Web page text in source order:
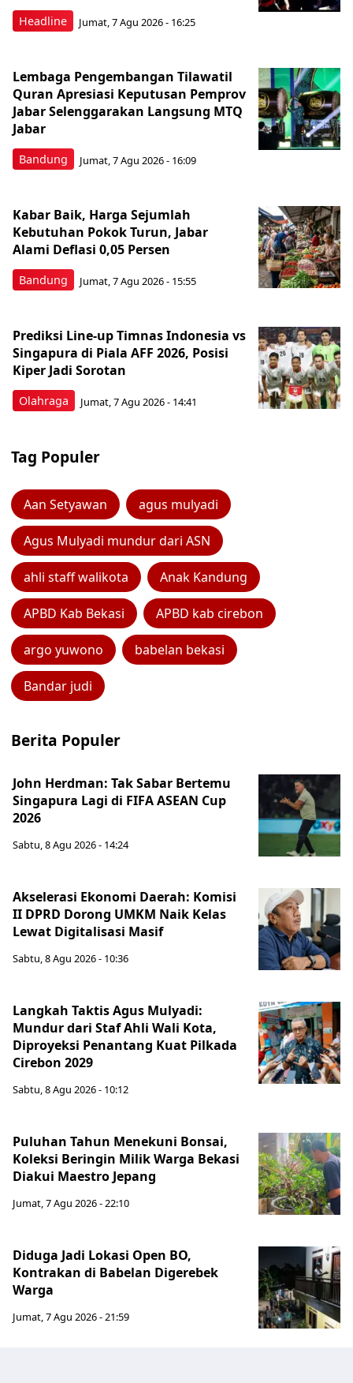
Headline Jumat, 7 Agu 2026 - 16:25
Bandung
Lembaga Pengembangan Tilawatil
Quran Apresiasi Keputusan Pemprov
Jabar Selenggarakan Langsung MTQ
Jabar
Jumat, 7 Agu 2026 - 16:09
Bandung
Kabar Baik, Harga Sejumlah
Kebutuhan Pokok Turun, Jabar
Alami Deflasi 0,05 Persen
Jumat, 7 Agu 2026 - 15:55
Olahraga
Prediksi Line-up Timnas Indonesia vs
Singapura di Piala AFF 2026, Posisi
Kiper Jadi Sorotan
Jumat, 7 Agu 2026 - 14:41
Tag Populer
Aan Setyawan agus mulyadi
Agus Mulyadi mundur dari ASN
ahli staff walikota Anak Kandung
APBD Kab Bekasi APBD kab cirebon
argo yuwono babelan bekasi
Bandar judi
Berita Populer
John Herdman: Tak Sabar Bertemu
Singapura Lagi di FIFA ASEAN Cup
2026
Sabtu, 8 Agu 2026 - 14:24
Akselerasi Ekonomi Daerah: Komisi
II DPRD Dorong UMKM Naik Kelas
Lewat Digitalisasi Masif
Sabtu, 8 Agu 2026 - 10:36
Langkah Taktis Agus Mulyadi:
Mundur dari Staf Ahli Wali Kota,
Diproyeksi Penantang Kuat Pilkada
Cirebon 2029
Sabtu, 8 Agu 2026 - 10:12
Puluhan Tahun Menekuni Bonsai,
Koleksi Beringin Milik Warga Bekasi
Diakui Maestro Jepang
Jumat, 7 Agu 2026 - 22:10
Diduga Jadi Lokasi Open BO,
Kontrakan di Babelan Digerebek
Warga
Jumat, 7 Agu 2026 - 21:59